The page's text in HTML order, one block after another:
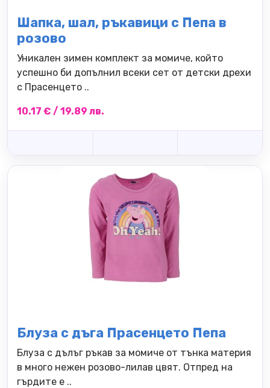
Шапка, шал, ръкавици с Пепа в
розово
Уникален зимен комплект за момиче, който
успешно би допълнил всеки сет от детски дрехи
с Прасенцето ..
10.17 € / 19.89 лв.
Блуза с дъга Прасенцето Пепа
Блуза с дълъг ръкав за момиче от тънка материя
в много нежен розово-лилав цвят. Отпред на
гърдите е ..